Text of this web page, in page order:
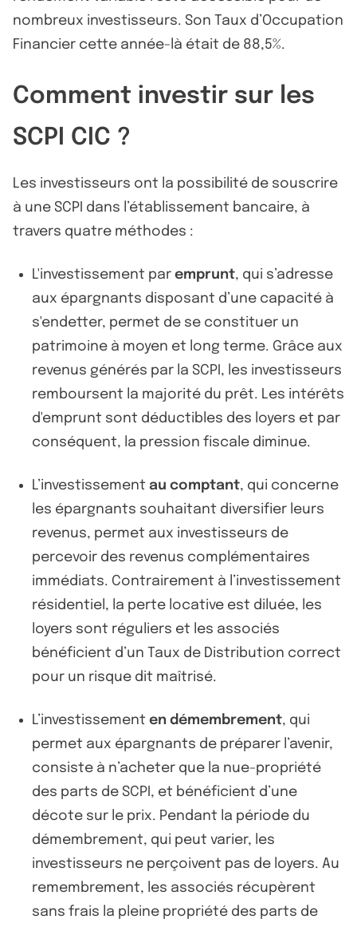
nombreux investisseurs. Son Taux d’Occupation
Financier cette année-là était de 88,5%.
Comment investir sur les
SCPI CIC ?
Les investisseurs ont la possibilité de souscrire
à une SCPI dans l’établissement bancaire, à
travers quatre méthodes :
L'investissement par emprunt, qui s’adresse
aux épargnants disposant d’une capacité à
s'endetter, permet de se constituer un
patrimoine à moyen et long terme. Grâce aux
revenus générés par la SCPI, les investisseurs
remboursent la majorité du prêt. Les intérêts
d'emprunt sont déductibles des loyers et par
conséquent, la pression fiscale diminue.
L’investissement au comptant, qui concerne
les épargnants souhaitant diversifier leurs
revenus, permet aux investisseurs de
percevoir des revenus complémentaires
immédiats. Contrairement à l’investissement
résidentiel, la perte locative est diluée, les
loyers sont réguliers et les associés
bénéficient d’un Taux de Distribution correct
pour un risque dit maîtrisé.
L’investissement en démembrement, qui
permet aux épargnants de préparer l’avenir,
consiste à n’acheter que la nue-propriété
des parts de SCPI, et bénéficient d’une
décote sur le prix. Pendant la période du
démembrement, qui peut varier, les
investisseurs ne perçoivent pas de loyers. Au
remembrement, les associés récupèrent
sans frais la pleine propriété des parts de